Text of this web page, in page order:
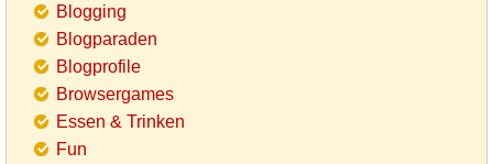
Blogging
Blogparaden
Blogprofile
Browsergames
Essen & Trinken
Fun